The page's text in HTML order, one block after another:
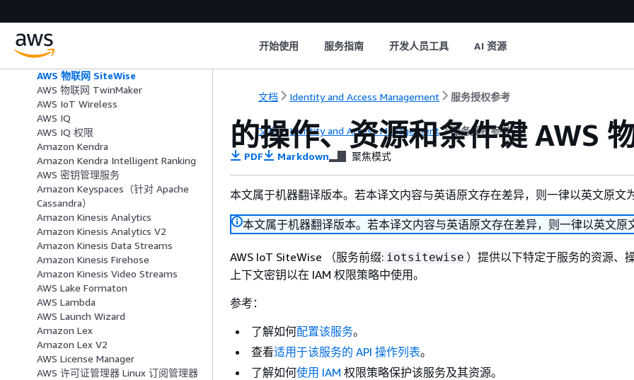
开始使用 服务指南 开发人员工具 AI 资源
AWS 物联网 Greengrass V2
AWS 物联网职位 DataPlane
AWS 物联网托管集成
AWS 物联网 SiteWise
AWS 物联网 TwinMaker
AWS IoT Wireless
AWS IQ
AWS IQ 权限
Amazon Kendra
Amazon Kendra Intelligent Ranking
AWS 密钥管理服务
Amazon Keyspaces（针对 Apache
Cassandra）
Amazon Kinesis Analytics
Amazon Kinesis Analytics V2
Amazon Kinesis Data Streams
Amazon Kinesis Firehose
Amazon Kinesis Video Streams
AWS Lake Formaton
AWS Lambda
AWS Launch Wizard
Amazon Lex
Amazon Lex V2
AWS License Manager
AWS 许可证管理器 Linux 订阅管理器
文档 Identity and Access Management 服务授权参考
文档 Identity and Access Management 服务授权参考
的操作、资源和条件键 AWS
PDF Markdown 聚焦模式
本文属于机器翻译版本。若本译文内容与英语原文存在差异，则一律以英文原文为
本文属于机器翻译版本。若本译文内容与英语原文存在差异，则一律以英文原
AWS IoT SiteWise （服务前缀: iotsitewise ）提供以下特定于服务的资源、
上下文密钥以在 IAM 权限策略中使用。
参考：
了解如何配置该服务。
查看适用于该服务的 API 操作列表。
了解如何使用 IAM 权限策略保护该服务及其资源。